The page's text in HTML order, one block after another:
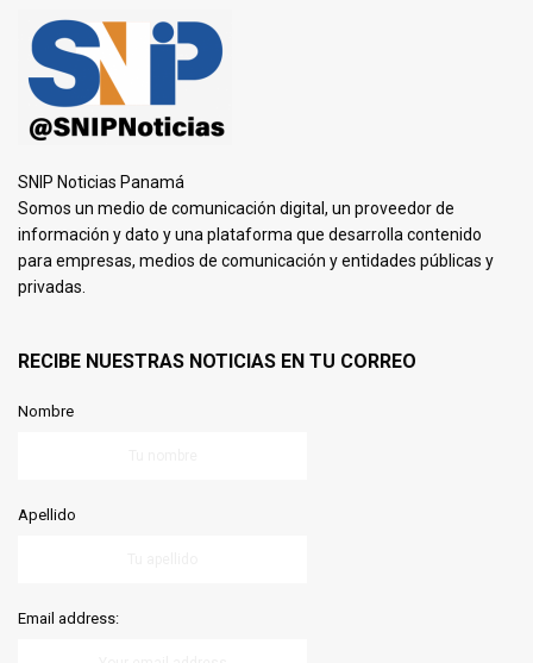
SNIP Noticias Panamá
Somos un medio de comunicación digital, un proveedor de
información y dato y una plataforma que desarrolla contenido
para empresas, medios de comunicación y entidades públicas y
privadas.
RECIBE NUESTRAS NOTICIAS EN TU CORREO
Nombre
Apellido
Email address: